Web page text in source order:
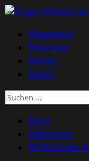
Zum
springen
Primäres
Menü
Allgemein
Finanzen
Reisen
Sport
Suchen
Start
Allgemein
Welttag der